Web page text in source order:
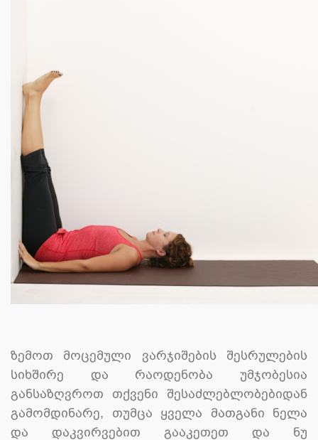
ზემოთ მოცემული ვარჯიშების შესრულების
სიხშირე და რაოდენობა უმჯობესია
განსაზღვროთ თქვენი შესაძლებლობებიდან
გამომდინარე, თუმცა ყველა მათგანი ნელა
და დაკვირვებით გააკეთეთ და ნუ